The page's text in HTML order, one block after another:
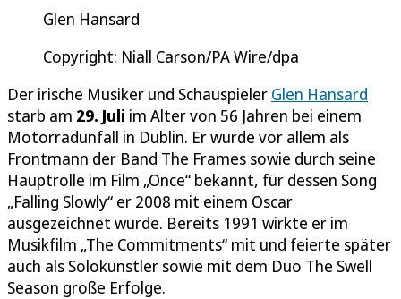
Glen Hansard
Copyright: Niall Carson/PA Wire/dpa
Der irische Musiker und Schauspieler Glen Hansard
starb am 29. Juli im Alter von 56 Jahren bei einem
Motorradunfall in Dublin. Er wurde vor allem als
Frontmann der Band The Frames sowie durch seine
Hauptrolle im Film „Once“ bekannt, für dessen Song
„Falling Slowly“ er 2008 mit einem Oscar
ausgezeichnet wurde. Bereits 1991 wirkte er im
Musikfilm „The Commitments“ mit und feierte später
auch als Solokünstler sowie mit dem Duo The Swell
Season große Erfolge.